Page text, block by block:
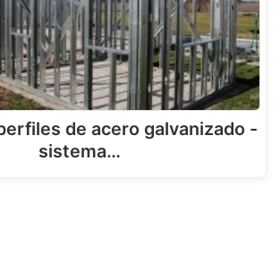
de acero galvanizado -
sistema…